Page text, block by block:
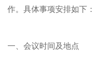
作。具体事项安排如下：
一、会议时间及地点